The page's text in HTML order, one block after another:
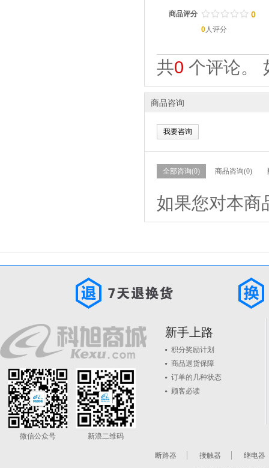
商品评分 / / / / /
. . . . . 0
0人评分
共0 个评论。
商品咨询
我要咨询
全部咨询(0) 商品咨询(0)
如果您对本商
微信公众号 新浪二维码
新手上路
积分奖励计划
商品退货保障
订单的几种状态
顾客必读
断路器 接触器 继电器